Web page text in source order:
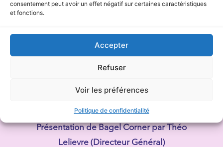
consentement peut avoir un effet négatif sur certaines caractéristiques
et fonctions.
Accepter
Refuser
Voir les préférences
Politique de confidentialité
Présentation de Bagel Corner par Théo
Lelievre (Directeur Général)